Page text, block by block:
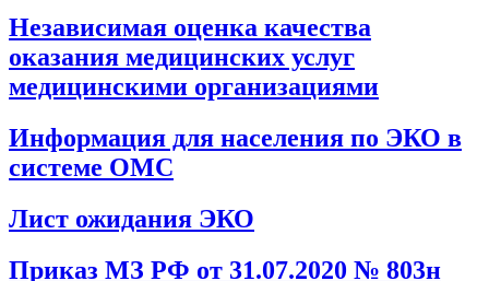
Независимая оценка качества
оказания медицинских услуг
медицинскими организациями
Информация для населения по ЭКО в
системе ОМС
Лист ожидания ЭКО
Приказ МЗ РФ от 31.07.2020 № 803н